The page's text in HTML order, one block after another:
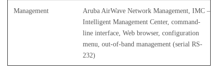
Management
Aruba AirWave Network Management, IMC –
Intelligent Management Center, command-
line interface, Web browser, configuration
menu, out-of-band management (serial RS-
232)